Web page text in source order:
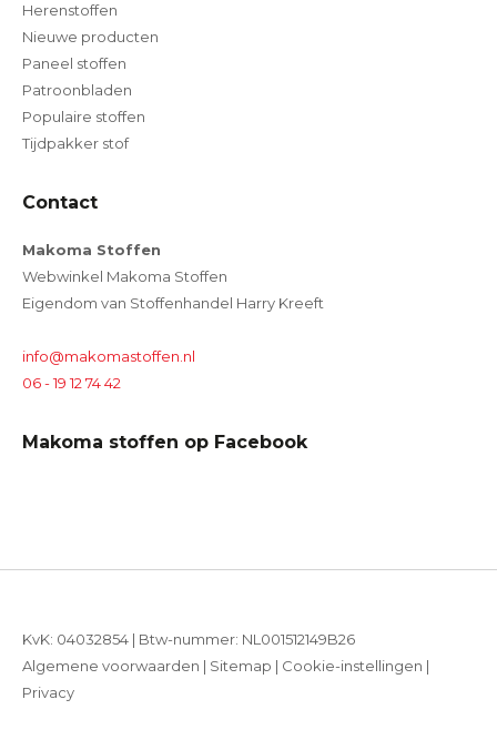
Herenstoffen
Nieuwe producten
Paneel stoffen
Patroonbladen
Populaire stoffen
Tijdpakker stof
Contact
Makoma Stoffen
Webwinkel Makoma Stoffen
Eigendom van Stoffenhandel Harry Kreeft
info@makomastoffen.nl
06 - 19 12 74 42
Makoma stoffen op Facebook
KvK: 04032854 | Btw-nummer: NL001512149B26
Algemene voorwaarden | Sitemap | Cookie-instellingen |
Privacy